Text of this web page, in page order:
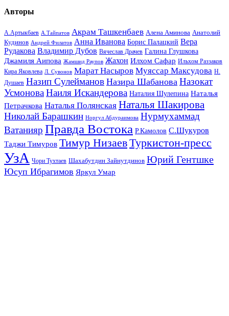
Авторы
А.Артыкбаев А.Тайпатов Акрам Ташкенбаев Алена Аминова Анатолий
Кудинов Андрей Филатов Анна Иванова Борис Палацкий Вера
Рудакова Владимир Дубов Вячеслав Драчев Галина Глушкова
Джамиля Аипова Жамшид Раупов Жахон Илхом Сафар Ильхом Раззаков
Кира Яковлева Л. Сувонов Марат Насыров Муяссар Максудова Н.
Душаев Назип Сулейманов Назира Шабанова Назокат
УсмоноваНаиля Искандерова Наталия Шулепина Наталья
Петрачкова Наталья Полянская Наталья Шакирова
Николай Барашкин Норгул Абдураимова Нурмухаммад
Ватанияр Правда Востока Р.Камолов С.Шукуров
Таджи Тимуров Тимур НизаевТуркистон-пресс
УзА Чори Тухтаев Шахабутдин Зайнутдинов Юрий Гентшке
Юсуп Ибрагимов Яркул Умар